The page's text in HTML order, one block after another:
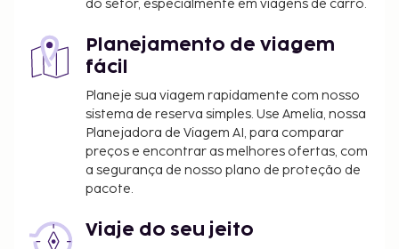
do setor, especialmente em viagens de carro.
Planejamento de viagem
fácil
Planeje sua viagem rapidamente com nosso
sistema de reserva simples. Use Amelia, nossa
Planejadora de Viagem AI, para comparar
preços e encontrar as melhores ofertas, com
a segurança de nosso plano de proteção de
pacote.
Viaje do seu jeito